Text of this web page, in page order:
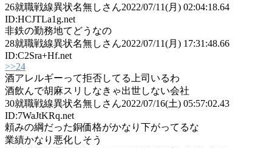
26就職戦線異状名無しさん2022/07/11(月) 02:04:18.64
ID:HCJTLa1g.net
非鉄の勤務地てどうなの
28就職戦線異状名無しさん2022/07/11(月) 17:31:48.66
ID:C2Sra+Hf.net
>>24
酒アレルギーって拒否してる上司いるわ
酒飲んで胡麻スリしなきゃ出世しない会社
30就職戦線異状名無しさん2022/07/16(土) 05:57:02.43
ID:7WaJtKRq.net
頼みの綱だった銅価格がかなり下がってるな
業績かなり悪化しそう